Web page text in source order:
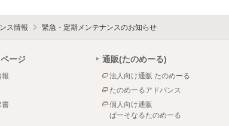
ス情報 緊急・定期メンテナンスのお知らせ
ージ
報
書
通販(たのめーる)
法人向け通販 たのめーる
たのめーるアドバンス
個人向け通販
ぱーそなるたのめーる